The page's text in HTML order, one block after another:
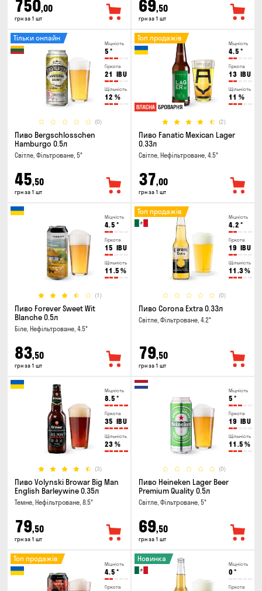
750,00
грн за 1 шт
69,50
грн за 1 шт
Міцність
5 °
Гіркота
21 IBU
Щільність
12 %
(0)
Тільки онлайн
Пиво Bergschlosschen
Hamburgo 0.5л
Світле, Фільтроване, 5°
45,50
грн за 1 шт
Міцність
4.5 °
Гіркота
13 IBU
Щільність
11 %
(2)
Топ продажів
Пиво Fanatic Mexican Lager
0.33л
Світле, Нефільтроване, 4.5°
37,00
грн за 1 шт
Міцність
4.5 °
Гіркота
15 IBU
Щільність
11.5 %
(1)
Пиво Forever Sweet Wit
Blanche 0.5л
Біле, Нефільтроване, 4.5°
83,50
грн за 1 шт
Міцність
4.2 °
Гіркота
19 IBU
Щільність
11.3%
(0)
Топ продажів
Пиво Corona Extra 0.33л
Світле, Фільтроване, 4.2°
79,50
грн за 1 шт
Міцність
8.5 °
Гіркота
35 IBU
Щільність
23 %
(3)
Пиво Volynski Browar Big Man
English Barleywine 0.35л
Темне, Нефільтроване, 8.5°
79,50
грн за 1 шт
Міцність
5 °
Гіркота
19 IBU
Щільність
11.5 %
(0)
Пиво Heineken Lager Beer
Premium Quality 0.5л
Світле, Фільтроване, 5°
69,50
грн за 1 шт
Міцність
4.5 °
Гіркота
Топ продажів
Міцність
0 °
Гіркота
Новинка